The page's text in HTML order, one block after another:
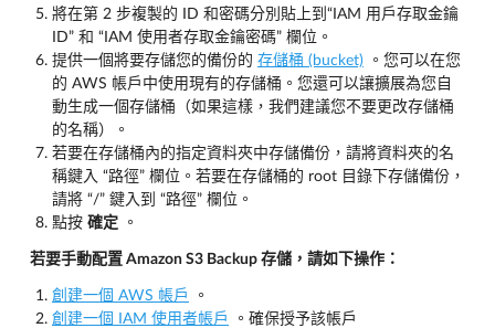
將在第 2 步複製的 ID 和密碼分別貼上到“IAM 用戶存取金鑰
ID” 和 “IAM 使用者存取金鑰密碼” 欄位。
提供一個將要存儲您的備份的 存儲桶 (bucket) 。您可以在您
的 AWS 帳戶中使用現有的存儲桶。您還可以讓擴展為您自
動生成一個存儲桶（如果這樣，我們建議您不要更改存儲桶
的名稱）。
若要在存儲桶內的指定資料夾中存儲備份，請將資料夾的名
稱鍵入 “路徑” 欄位。若要在存儲桶的 root 目錄下存儲備份，
請將 “/” 鍵入到 “路徑” 欄位。
點按 確定 。
若要手動配置 Amazon S3 Backup 存儲，請如下操作：
創建一個 AWS 帳戶
。
創建一個 IAM 使用者帳戶
。確保授予該帳戶